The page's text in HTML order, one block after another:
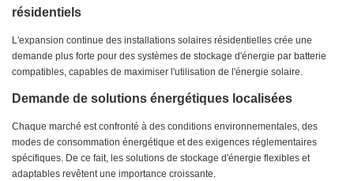
résidentiels
L'expansion continue des installations solaires résidentielles crée une
demande plus forte pour des systèmes de stockage d'énergie par batterie
compatibles, capables de maximiser l'utilisation de l'énergie solaire.
Demande de solutions énergétiques localisées
Chaque marché est confronté à des conditions environnementales, des
modes de consommation énergétique et des exigences réglementaires
spécifiques. De ce fait, les solutions de stockage d'énergie flexibles et
adaptables revêtent une importance croissante.